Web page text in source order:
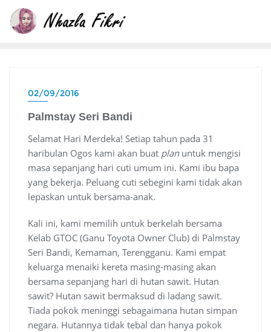
content
02/09/2016
Palmstay Seri Bandi
Selamat Hari Merdeka! Setiap tahun pada 31
haribulan Ogos kami akan buat planuntuk mengisi
masa sepanjang hari cuti umum ini. Kami ibu bapa
yang bekerja. Peluang cuti sebegini kami tidak akan
lepaskan untuk bersama-anak.
Kali ini, kami memilih untuk berkelah bersama
Kelab GTOC (Ganu Toyota Owner Club) di Palmstay
Seri Bandi, Kemaman, Terengganu. Kami empat
keluarga menaiki kereta masing-masing akan
bersama sepanjang hari di hutan sawit. Hutan
sawit? Hutan sawit bermaksud di ladang sawit.
Tiada pokok meninggi sebagaimana hutan simpan
negara. Hutannya tidak tebal dan hanya pokok